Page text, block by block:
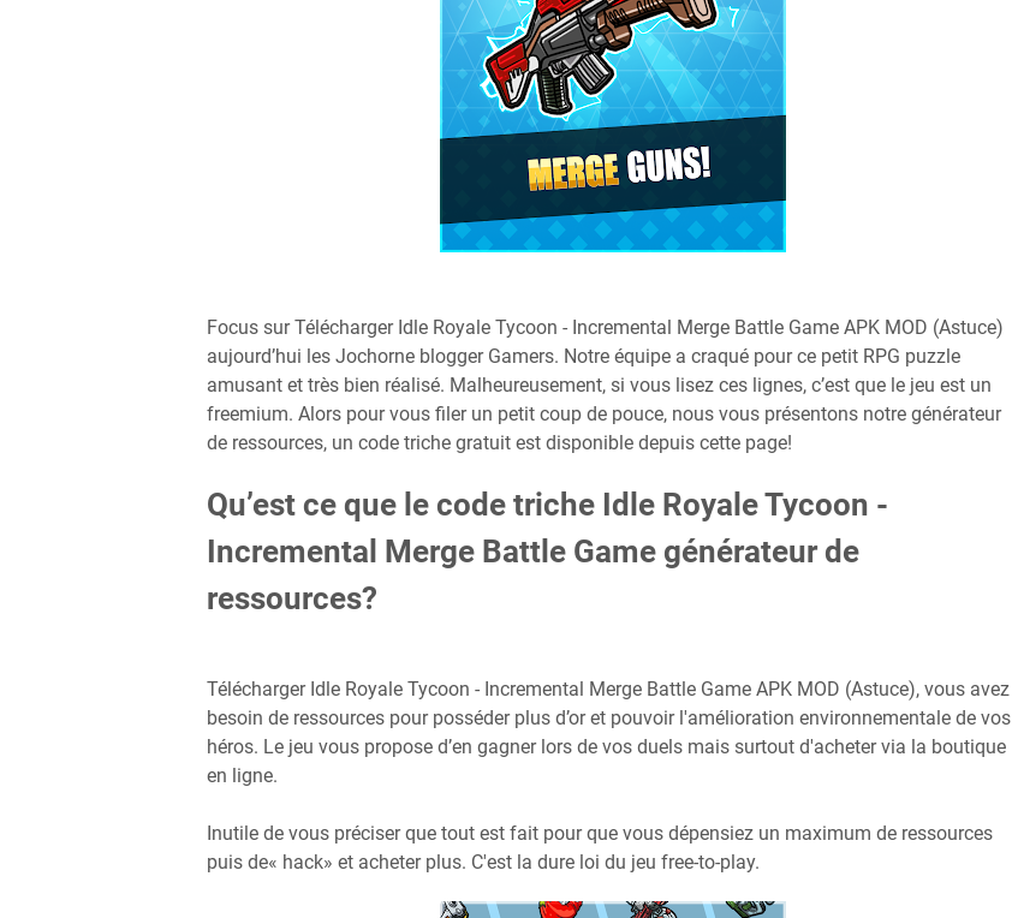
Focus sur Télécharger Idle Royale Tycoon - Incremental Merge Battle Game APK MOD (Astuce)
aujourd’hui les Jochorne blogger Gamers. Notre équipe a craqué pour ce petit RPG puzzle
amusant et très bien réalisé. Malheureusement, si vous lisez ces lignes, c’est que le jeu est un
freemium. Alors pour vous filer un petit coup de pouce, nous vous présentons notre générateur
de ressources, un code triche gratuit est disponible depuis cette page!
Qu’est ce que le code triche Idle Royale Tycoon -
Incremental Merge Battle Game générateur de
ressources?
Télécharger Idle Royale Tycoon - Incremental Merge Battle Game APK MOD (Astuce), vous avez
besoin de ressources pour posséder plus d’or et pouvoir l'amélioration environnementale de vos
héros. Le jeu vous propose d’en gagner lors de vos duels mais surtout d'acheter via la boutique
en ligne.
Inutile de vous préciser que tout est fait pour que vous dépensiez un maximum de ressources
puis de« hack» et acheter plus. C'est la dure loi du jeu free-to-play.